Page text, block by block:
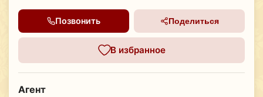
Позвонить Поделиться
В избранное
Агент